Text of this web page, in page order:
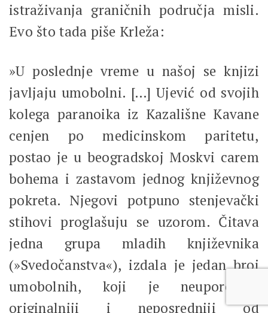
istraživanja graničnih područja misli.
Evo što tada piše Krleža:
»U poslednje vreme u našoj se knjizi
javljaju umobolni. […] Ujević od svojih
kolega paranoika iz Kazališne Kavane
cenjen po medicinskom paritetu,
postao je u beogradskoj Moskvi carem
bohema i zastavom jednog književnog
pokreta. Njegovi potpuno stenjevački
stihovi proglašuju se uzorom. Čitava
jedna grupa mladih književnika
(»Svedočanstva«), izdala je jedan broj
umobolnih, koji je neuporedivo
originalniji i neposredniji od